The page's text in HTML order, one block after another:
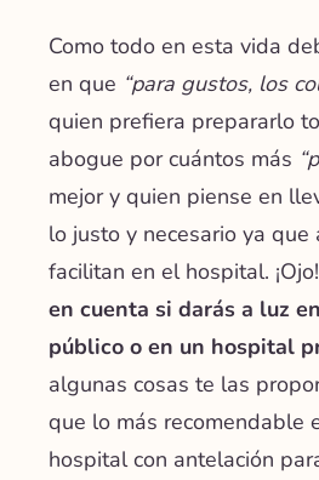
Como todo en esta vida
en que “para gustos, los
quien prefiera prepararlo
abogue por cuántos más
mejor y quien piense en
lo justo y necesario ya que
facilitan en el hospital.
en cuenta si darás a luz
público o en un hospital
algunas cosas te las
que lo más recomendable
hospital con antelación